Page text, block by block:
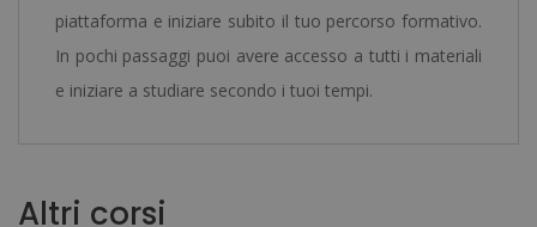
piattaforma e iniziare subito il tuo percorso formativo.
In pochi passaggi puoi avere accesso a tutti i materiali
e iniziare a studiare secondo i tuoi tempi.
Altri corsi